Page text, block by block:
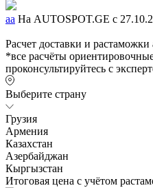
aa На AUTOSPOT.GE с
Расчет доставки и
*все расчёты
проконсультируйтесь с
Выберите страну
Грузия
Армения
Казахстан
Азербайджан
Кыргызстан
Итоговая цена с учётом